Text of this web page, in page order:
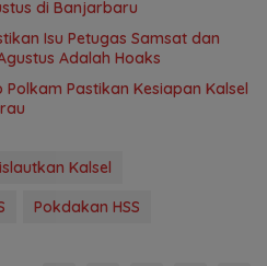
di Banjarbaru
Isu Petugas Samsat dan
Adalah Hoaks
Pastikan Kesiapan Kalsel
Kalsel
Pokdakan HSS